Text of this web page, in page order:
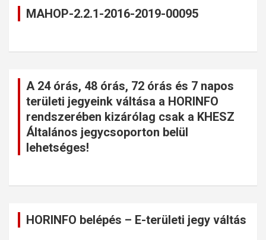
MAHOP-2.2.1-2016-2019-00095
A 24 órás, 48 órás, 72 órás és 7 napos
területi jegyeink váltása a HORINFO
rendszerében kizárólag csak a KHESZ
Általános jegycsoporton belül
lehetséges!
HORINFO belépés – E-területi jegy váltás